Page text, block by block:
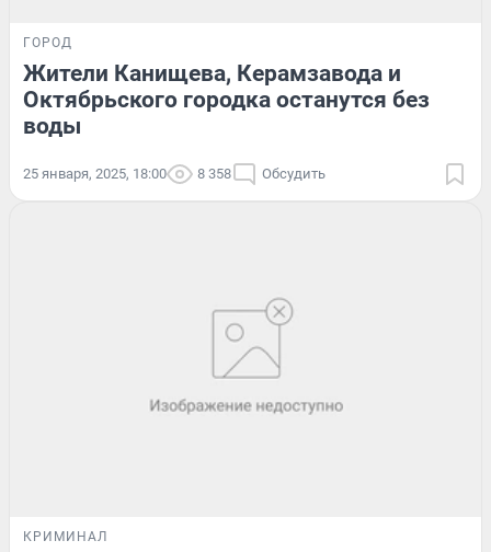
ГОРОД
Жители Канищева, Керамзавода и
Октябрьского городка останутся без
воды
25 января, 2025, 18:00 8 358 Обсудить
КРИМИНАЛ